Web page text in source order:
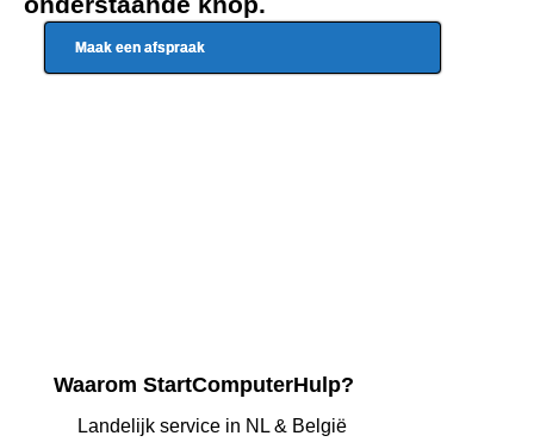
Maak een afspraak
Waarom StartComputerHulp?
Landelijk service in NL & België